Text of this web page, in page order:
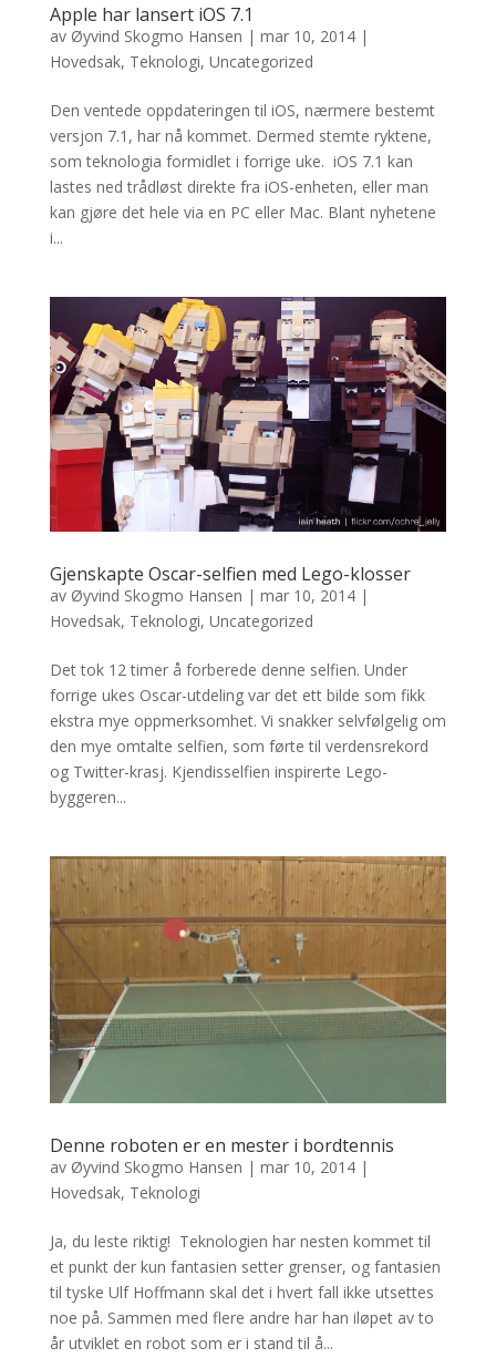
Apple har lansert iOS 7.1
av Øyvind Skogmo Hansen | mar 10, 2014|
Hovedsak, Teknologi, Uncategorized
Den ventede oppdateringen til iOS, nærmere bestemt
versjon 7.1, har nå kommet. Dermed stemte ryktene,
som teknologia formidlet i forrige uke. iOS 7.1 kan
lastes ned trådløst direkte fra iOS-enheten, eller man
kan gjøre det hele via en PC eller Mac. Blant nyhetene
i...
Gjenskapte Oscar-selfien med Lego-klosser
av Øyvind Skogmo Hansen | mar 10, 2014|
Hovedsak, Teknologi, Uncategorized
Det tok 12 timer å forberede denne selfien. Under
forrige ukes Oscar-utdeling var det ett bilde som fikk
ekstra mye oppmerksomhet. Vi snakker selvfølgelig om
den mye omtalte selfien, som førte til verdensrekord
og Twitter-krasj. Kjendisselfien inspirerte Lego-
byggeren...
Denne roboten er en mester i bordtennis
av Øyvind Skogmo Hansen | mar 10, 2014|
Hovedsak, Teknologi
Ja, du leste riktig! Teknologien har nesten kommet til
et punkt der kun fantasien setter grenser, og fantasien
til tyske Ulf Hoffmann skal det i hvert fall ikke utsettes
noe på. Sammen med flere andre har han iløpet av to
år utviklet en robot som er i stand til å...